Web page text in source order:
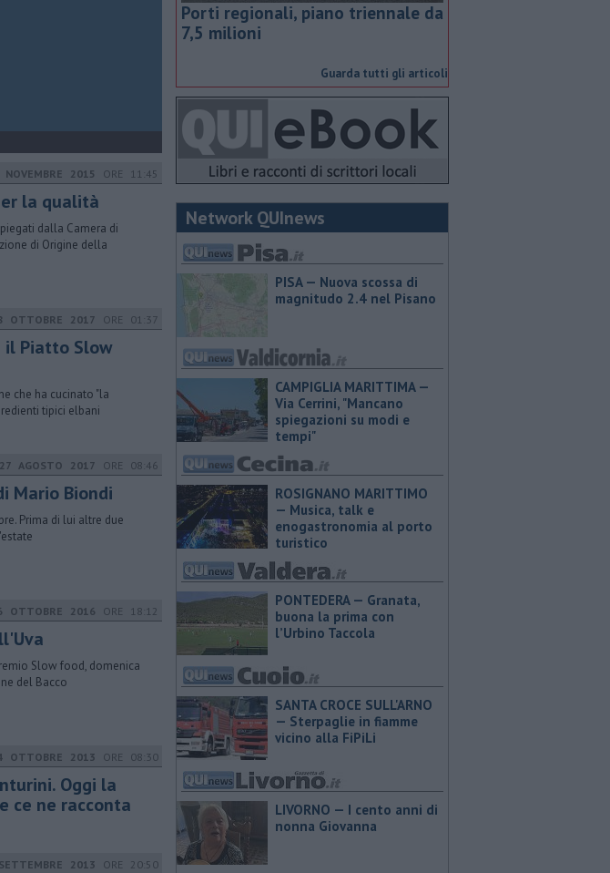
2015 ORE 11:45
la qualità
dalla Camera di
di Origine della
OTTOBRE 2017 ORE 01:37
il Piatto Slow
che ha cucinato "la
tipici elbani
27 AGOSTO 2017 ORE 08:46
Mario Biondi
Prima di lui altre due
OTTOBRE 2016 ORE 18:12
Slow food, domenica
del Bacco
OTTOBRE 2013 ORE 08:30
Oggi la
ce ne racconta
2013 ORE 20:50
Porti regionali, piano triennale da
7,5 milioni
Guarda tutti gli articoli
Network QUInews
PISA — Nuova scossa di
magnitudo 2.4 nel Pisano
CAMPIGLIA MARITTIMA —
Via Cerrini, "Mancano
spiegazioni su modi e
tempi"
ROSIGNANO MARITTIMO
— Musica, talk e
enogastronomia al porto
turistico
PONTEDERA — ​Granata,
buona la prima con
l’Urbino Taccola
SANTA CROCE SULL'ARNO
— Sterpaglie in fiamme
vicino alla FiPiLi
LIVORNO — I cento anni di
nonna Giovanna